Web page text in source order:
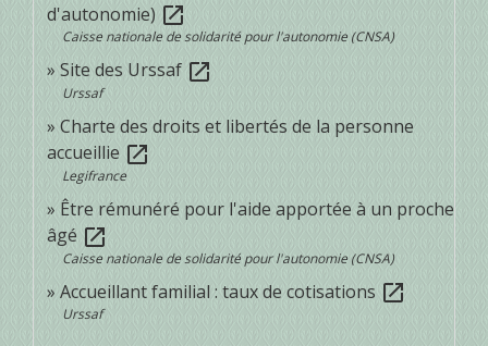
d'autonomie) open_in_new
Caisse nationale de solidarité pour l'autonomie (CNSA)
Site des Urssaf open_in_new
Urssaf
Charte des droits et libertés de la personne
accueillie open_in_new
Legifrance
Être rémunéré pour l'aide apportée à un proche
âgé open_in_new
Caisse nationale de solidarité pour l'autonomie (CNSA)
Accueillant familial : taux de cotisations open_in_new
Urssaf